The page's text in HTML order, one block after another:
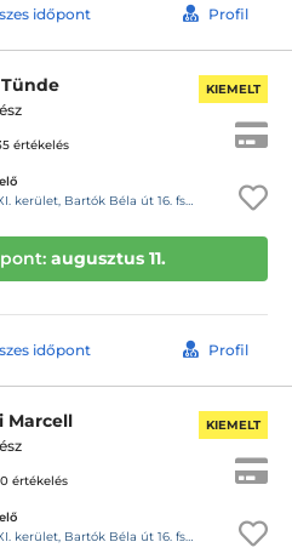
időpont Profil
értékelés
kerület, Bartók Béla út 16. fsz.1.
KIEMELT
augusztus 11.
időpont Profil
Marcell
értékelés
kerület, Bartók Béla út 16. fsz.1.
KIEMELT